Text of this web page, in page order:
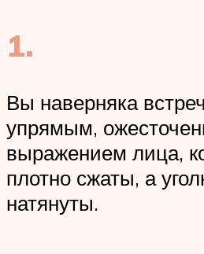
1.
Вы наверняка
упрямым,
выражением лица,
плотно сжаты, а
натянуты.